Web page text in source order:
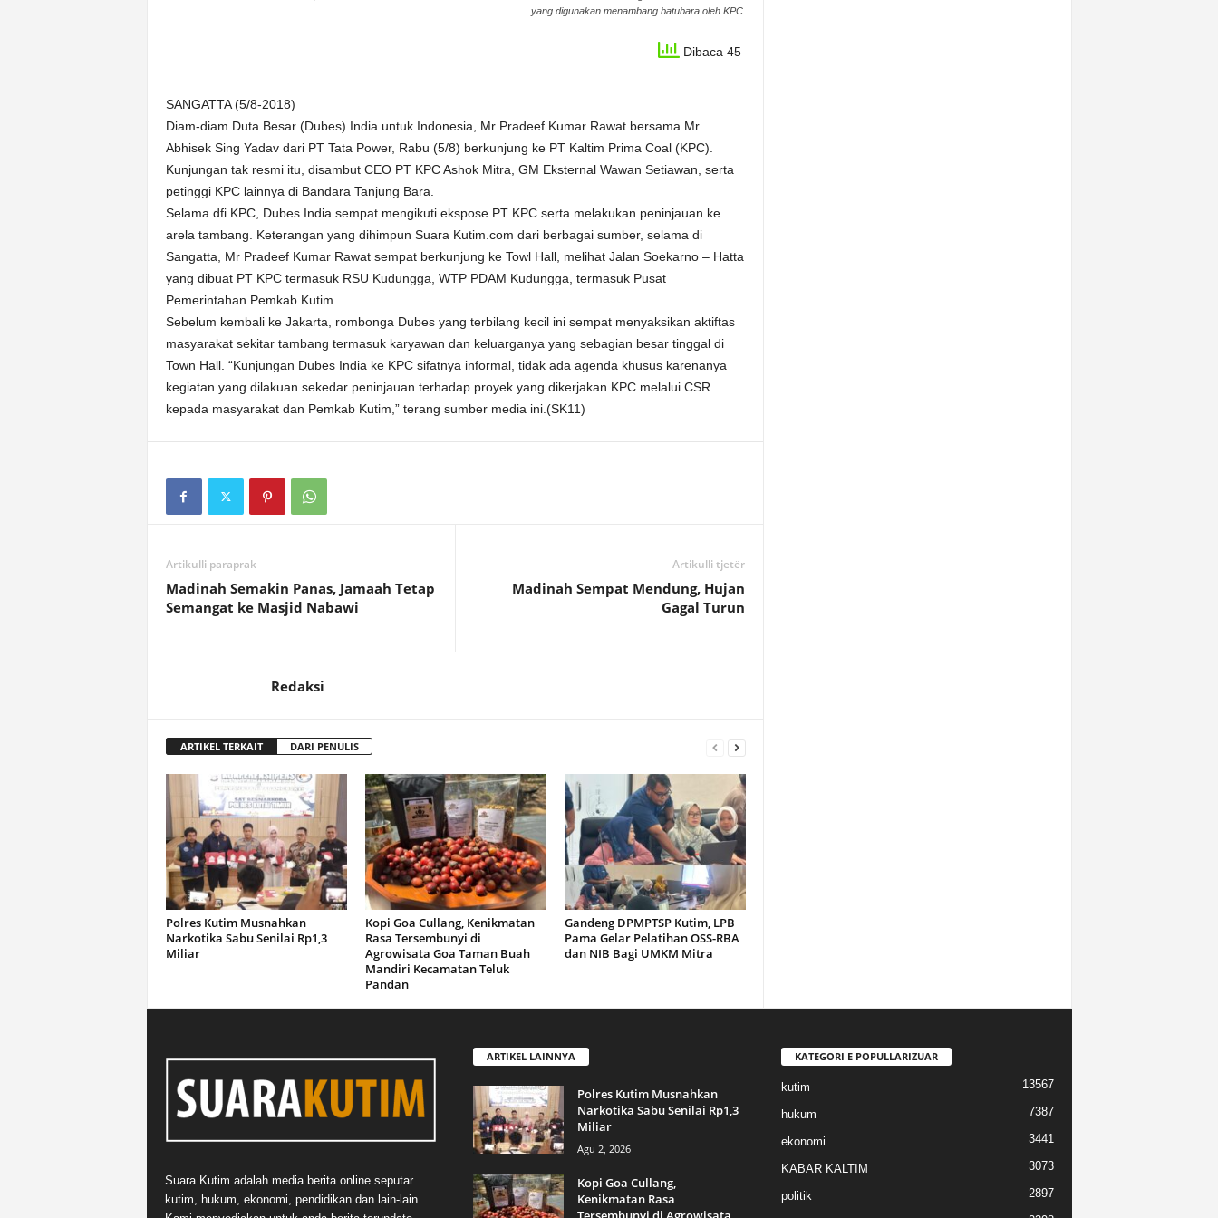
yang digunakan menambang batubara oleh KPC.
Dibaca 45
SANGATTA (5/8-2018)
Diam-diam Duta Besar (Dubes) India untuk Indonesia, Mr Pradeef Kumar Rawat bersama Mr
Abhisek Sing Yadav dari PT Tata Power, Rabu (5/8) berkunjung ke PT Kaltim Prima Coal (KPC).
Kunjungan tak resmi itu, disambut CEO PT KPC Ashok Mitra, GM Eksternal Wawan Setiawan, serta
petinggi KPC lainnya di Bandara Tanjung Bara.
Selama dfi KPC, Dubes India sempat mengikuti ekspose PT KPC serta melakukan peninjauan ke
arela tambang. Keterangan yang dihimpun Suara Kutim.com dari berbagai sumber, selama di
Sangatta, Mr Pradeef Kumar Rawat sempat berkunjung ke Towl Hall, melihat Jalan Soekarno – Hatta
yang dibuat PT KPC termasuk RSU Kudungga, WTP PDAM Kudungga, termasuk Pusat
Pemerintahan Pemkab Kutim.
Sebelum kembali ke Jakarta, rombonga Dubes yang terbilang kecil ini sempat menyaksikan aktiftas
masyarakat sekitar tambang termasuk karyawan dan keluarganya yang sebagian besar tinggal di
Town Hall. “Kunjungan Dubes India ke KPC sifatnya informal, tidak ada agenda khusus karenanya
kegiatan yang dilakuan sekedar peninjauan terhadap proyek yang dikerjakan KPC melalui CSR
kepada masyarakat dan Pemkab Kutim,” terang sumber media ini.(SK11)
Artikulli paraprak
Madinah Semakin Panas, Jamaah Tetap
Semangat ke Masjid Nabawi
Artikulli tjetër
Madinah Sempat Mendung, Hujan
Gagal Turun
Redaksi
ARTIKEL TERKAIT DARI PENULIS
Polres Kutim Musnahkan
Narkotika Sabu Senilai Rp1,3
Miliar
Kopi Goa Cullang, Kenikmatan
Rasa Tersembunyi di
Agrowisata Goa Taman Buah
Mandiri Kecamatan Teluk
Pandan
Gandeng DPMPTSP Kutim, LPB
Pama Gelar Pelatihan OSS-RBA
dan NIB Bagi UMKM Mitra
Suara Kutim adalah media berita online seputar
kutim, hukum, ekonomi, pendidikan dan lain-lain.
ARTIKEL LAINNYA
Polres Kutim Musnahkan
Narkotika Sabu Senilai Rp1,3
Miliar
Agu 2, 2026
Kopi Goa Cullang,
Kenikmatan Rasa
KATEGORI E POPULLARIZUAR
kutim 13567
hukum 7387
ekonomi 3441
KABAR KALTIM 3073
politik 2897